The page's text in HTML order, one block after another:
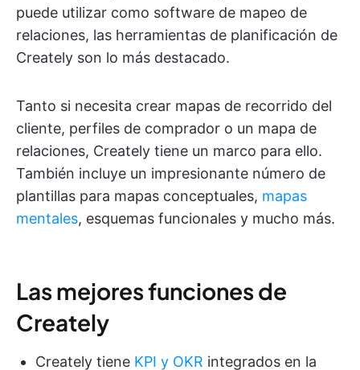
puede utilizar como software de mapeo de
relaciones, las herramientas de planificación de
Creately son lo más destacado.
Tanto si necesita crear mapas de recorrido del
cliente, perfiles de comprador o un mapa de
relaciones, Creately tiene un marco para ello.
También incluye un impresionante número de
plantillas para mapas conceptuales, mapas
mentales, esquemas funcionales y mucho más.
Las mejores funciones de
Creately
Creately tiene KPI y OKR integrados en la